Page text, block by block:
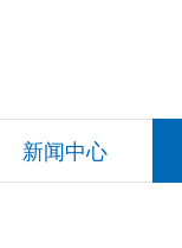
新闻中心